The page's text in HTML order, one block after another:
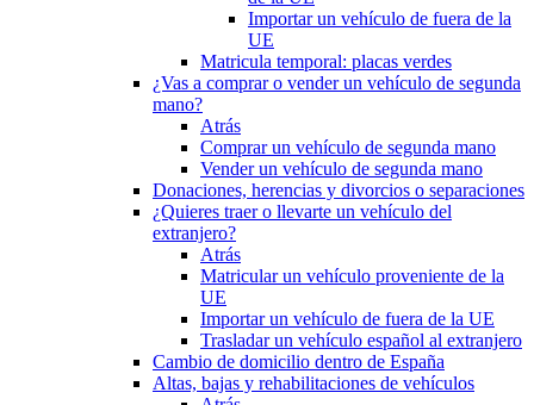
Importar un vehículo de fuera de la
UE
Matricula temporal: placas verdes
¿Vas a comprar o vender un vehículo de segunda
mano?
Atrás
Comprar un vehículo de segunda mano
Vender un vehículo de segunda mano
Donaciones, herencias y divorcios o separaciones
¿Quieres traer o llevarte un vehículo del
extranjero?
Atrás
Matricular un vehículo proveniente de la
UE
Importar un vehículo de fuera de la UE
Trasladar un vehículo español al extranjero
Cambio de domicilio dentro de España
Altas, bajas y rehabilitaciones de vehículos